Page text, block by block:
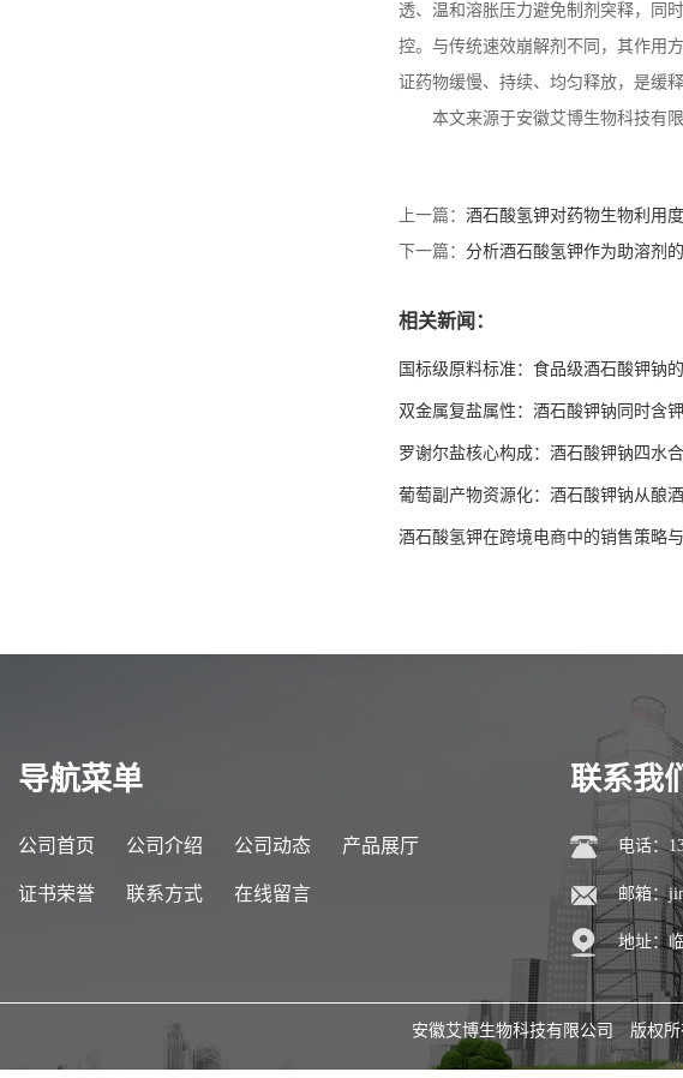
透、温和溶胀压力避免制剂突释，同
控。与传统速效崩解剂不同，其作用
证药物缓慢、持续、均匀释放，是缓
本文来源于安徽艾博生物科技有
上一篇： 酒石酸氢钾对药物生物利用
下一篇： 分析酒石酸氢钾作为助溶剂
相关新闻：
国标级原料标准：食品级酒石酸钾钠
双金属复盐属性：酒石酸钾钠同时含
罗谢尔盐核心构成：酒石酸钾钠四水
葡萄副产物资源化：酒石酸钾钠从酿
酒石酸氢钾在跨境电商中的销售策略
导航菜单
公司首页 公司介绍 公司动态 产品展厅
证书荣誉 联系方式 在线留言
联系我
电话：
邮箱：
地址：
安徽艾博生物科技有限公司 版权